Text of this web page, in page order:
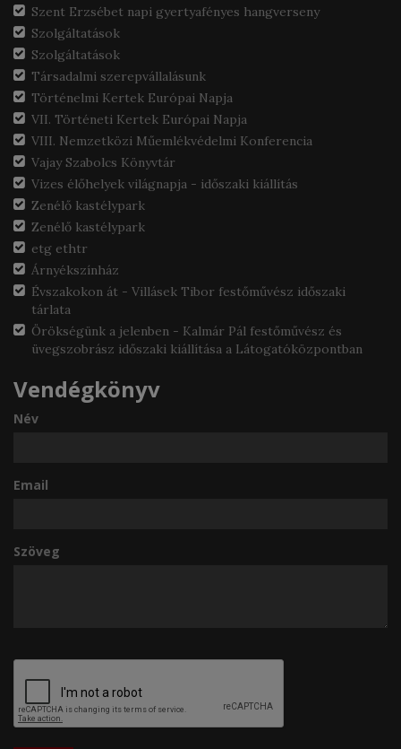
Szent Erzsébet napi gyertyafényes hangverseny
Szolgáltatások
Szolgáltatások
Társadalmi szerepvállalásunk
Történelmi Kertek Európai Napja
VII. Történeti Kertek Európai Napja
VIII. Nemzetközi Műemlékvédelmi Konferencia
Vajay Szabolcs Könyvtár
Vizes élőhelyek világnapja - időszaki kiállítás
Zenélő kastélypark
Zenélő kastélypark
etg ethtr
Árnyékszínház
Évszakokon át - Villásek Tibor festőművész időszaki
tárlata
Örökségünk a jelenben - Kalmár Pál festőművész és
üvegszobrász időszaki kiállítása a Látogatóközpontban
Vendégkönyv
Név
Email
Szöveg